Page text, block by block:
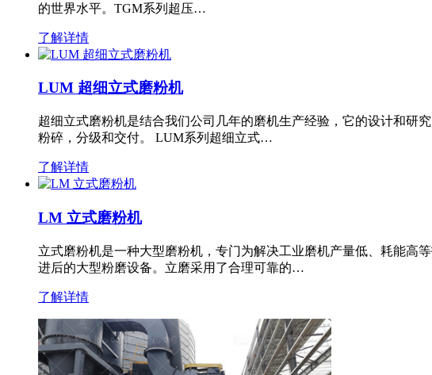
的世界水平。TGM系列超压…
了解详情
LUM 超细立式磨粉机
超细立式磨粉机是结合我们公司几年的磨机生产经验，它的设计和研
粉碎，分级和交付。 LUM系列超细立式…
了解详情
LM 立式磨粉机
立式磨粉机是一种大型磨粉机，专门为解决工业磨机产量低、耗能高
进后的大型粉磨设备。立磨采用了合理可靠的…
了解详情